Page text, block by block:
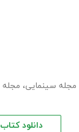
مجله سینمایی، مجله
دانلود کتاب